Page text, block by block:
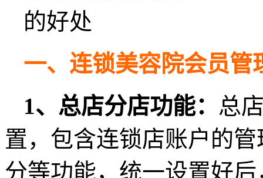
一、连锁美容院会员管
1、总店分店功能： 总
置，包含连锁店账户的
分等功能，统一设置好